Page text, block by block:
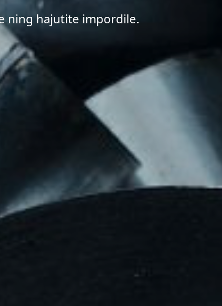
ning hajutite impordile.